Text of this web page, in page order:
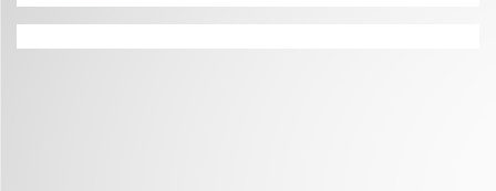
Capacitacion CONTIGO